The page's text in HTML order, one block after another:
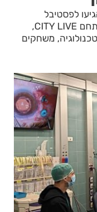
לפסטיבל
הגיימינג הענק שקיימה עיריית חולון במתחם CITY LIVE,
משחקים